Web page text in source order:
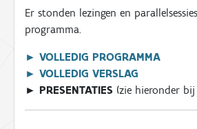
Er stonden lezingen en
programma.
► VOLLEDIG PROGRAMMA
► VOLLEDIG VERSLAG
► PRESENTATIES (zie hieronder